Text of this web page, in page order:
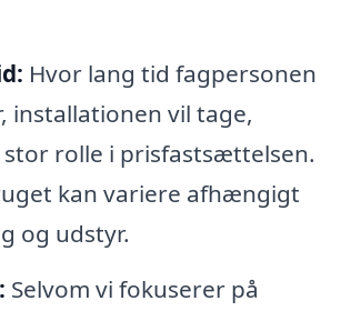
Hvor lang tid fagpersonen
installationen vil tage,
stor rolle i prisfastsættelsen.
kan variere afhængigt
og udstyr.
Selvom vi fokuserer på